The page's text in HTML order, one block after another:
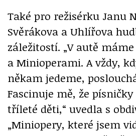
Také pro režisérku Janu
Svěrákova a Uhlířova
záležitostí. „V autě
a Minioperami. A vždy,
někam jedeme,
Fascinuje mě, že
tříleté děti,“ uvedla s
„Miniopery, které jsem